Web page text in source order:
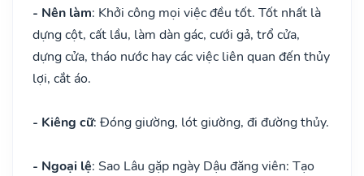
- Nên làm: Khởi công mọi việc đều tốt. Tốt nhất là
dựng cột, cất lầu, làm dàn gác, cưới gả, trổ cửa,
dựng cửa, tháo nước hay các việc liên quan đến thủy
lợi, cắt áo.
- Kiêng cữ: Đóng giường, lót giường, đi đường thủy.
- Ngoại lệ: Sao Lâu gặp ngày Dậu đăng viên: Tạo